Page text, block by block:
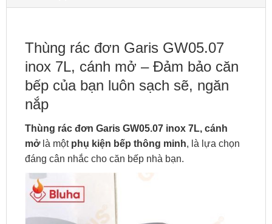
Thùng rác đơn Garis GW05.07
inox 7L, cánh mở – Đảm bảo căn
bếp của bạn luôn sạch sẽ, ngăn
nắp
Thùng rác đơn Garis GW05.07 inox 7L, cánh
mở là một phụ kiện bếp thông minh, là lựa chọn
đáng cân nhắc cho căn bếp nhà bạn.